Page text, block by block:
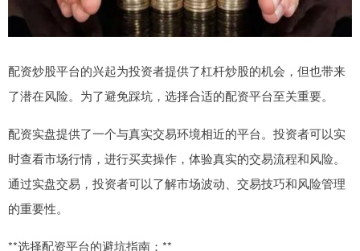
配资炒股平台的兴起为投资者提供了杠杆炒股的机会，但也带来
了潜在风险。为了避免踩坑，选择合适的配资平台至关重要。
配资实盘提供了一个与真实交易环境相近的平台。投资者可以实
时查看市场行情，进行买卖操作，体验真实的交易流程和风险。
通过实盘交易，投资者可以了解市场波动、交易技巧和风险管理
的重要性。
**选择配资平台的避坑指南：**